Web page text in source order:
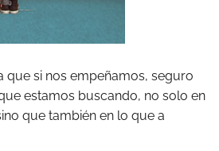
que si nos empeñamos, seguro
estamos buscando, no solo en
que también en lo que a